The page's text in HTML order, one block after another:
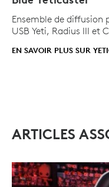
Ensemble de diffusion
USB Yeti, Radius III et
EN SAVOIR PLUS SUR
ARTICLES